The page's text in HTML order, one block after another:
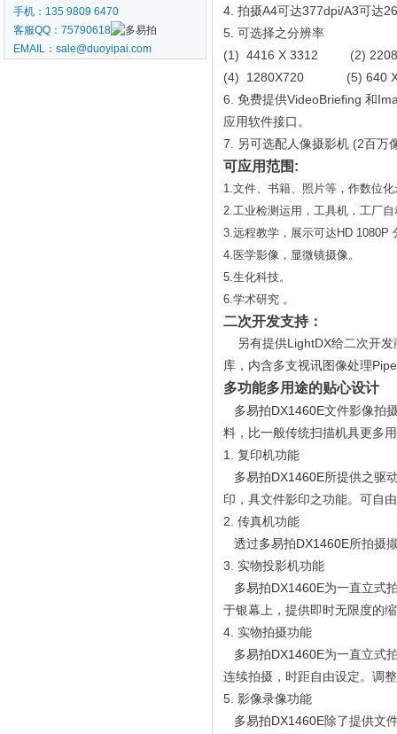
手机：135 9809 6470
客服QQ：75790618
EMAIL：sale@duoyipai.com
4. 拍摄A4可达377dpi/A3可达
5. 可选择之分辨率
(1) 4416 X 3312 (2)
(4) 1280X720 (5) 640
6. 免费提供VideoBriefing 和
应用软件接口。
7. 另可选配人像摄影机 (2百万
可应用范围:
1.文件、书籍、照片等，作数位
2.工业检测运用，工具机，工厂
3.远程教学，展示可达HD 1080P
4.医学影像，显微镜摄像。
5.生化科技。
6.学术研究 。
二次开发支持：
另有提供LightDX给二次开发
库，内含多支视讯图像处理
多功能多用途的贴心设计
多易拍DX1460E文件影像拍
料，比一般传统扫描机具更多
1. 复印机功能
多易拍DX1460E所提供之驱
印，具文件影印之功能。可自
2. 传真机功能
透过多易拍DX1460E所拍摄
3. 实物投影机功能
多易拍DX1460E为一直立式
于银幕上，提供即时无限度的
4. 实物拍摄功能
多易拍DX1460E为一直立式
连续拍摄，时距自由设定。调
5. 影像录像功能
多易拍DX1460E除了提供文